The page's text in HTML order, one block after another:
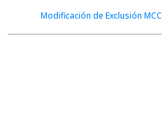
Modificación de Exclusión MCC